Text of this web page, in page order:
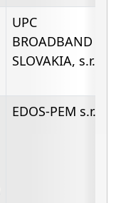
UPC
BROADBAND
SLOVAKIA, s.r.o.
EDOS-PEM s.r.o